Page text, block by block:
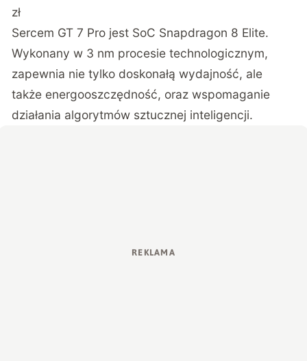
zł
Sercem GT 7 Pro jest SoC Snapdragon 8 Elite.
Wykonany w 3 nm procesie technologicznym,
zapewnia nie tylko doskonałą wydajność, ale
także energooszczędność, oraz wspomaganie
działania algorytmów sztucznej inteligencji.